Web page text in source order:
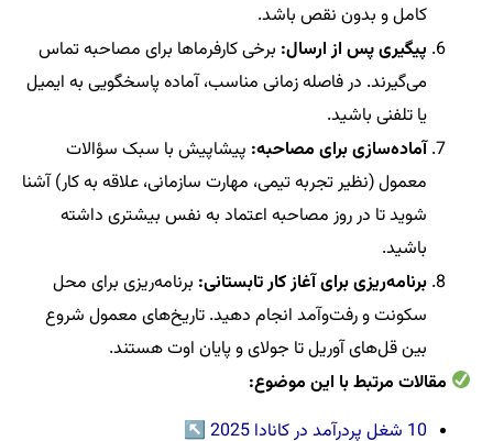
کامل و بدون نقص باشد.
پیگیری پس از ارسال: برخی کارفرماها برای مصاحبه تماس
می‌گیرند. در فاصله زمانی مناسب، آماده پاسخگویی به ایمیل
یا تلفنی باشید.
آماده‌سازی برای مصاحبه: پیشاپیش با سبک سؤالات
معمول (نظیر تجربه تیمی، مهارت سازمانی، علاقه به کار) آشنا
شوید تا در روز مصاحبه اعتماد به نفس بیشتری داشته
باشید.
برنامه‌ریزی برای آغاز کار تابستانی: برنامه‌ریزی برای محل
سکونت و رفت‌وآمد انجام دهید. تاریخ‌های معمول شروع
بین قل‌های آوریل تا جولای و پایان اوت هستند.
مقالات مرتبط با این موضوع:
10 شغل پردرآمد در کانادا 2025
↖